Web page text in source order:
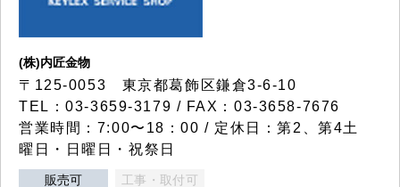
(株)内匠金物
〒125-0053 東京都葛飾区鎌倉3-6-10
TEL：03-3659-3179 / FAX：03-3658-7676
営業時間：7:00〜18：00 / 定休日：第2、第4土
曜日・日曜日・祝祭日
販売可 工事・取付可